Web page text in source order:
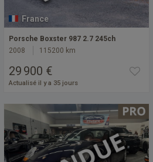
France
Porsche Boxster 987 2.7 245ch
2008
115200 km
29 900 €
Actualisé il y a 35 jours